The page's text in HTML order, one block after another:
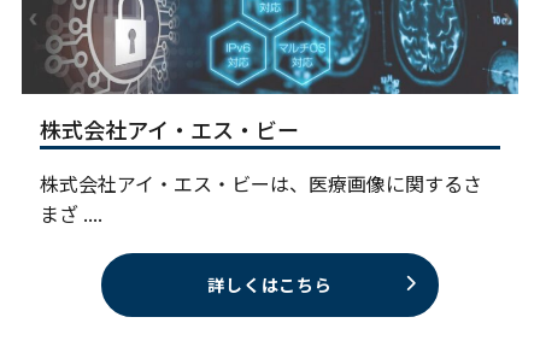
株式会社アイ・エス・ビー
株式会社アイ・エス・ビーは、医療画像に関するさ
まざ ....
詳しくはこちら